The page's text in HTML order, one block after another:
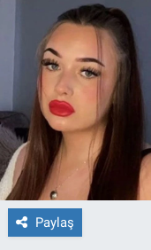
Paylaş
Eğitim
Eğlence
Ekonomi
Forum
Gerçeğin İzinde
Gün Başlıyor